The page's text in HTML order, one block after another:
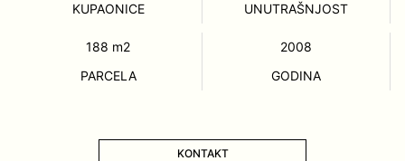
KUPAONICE
UNUTRAŠNJOST
188 m2
PARCELA
2008
GODINA
KONTAKT